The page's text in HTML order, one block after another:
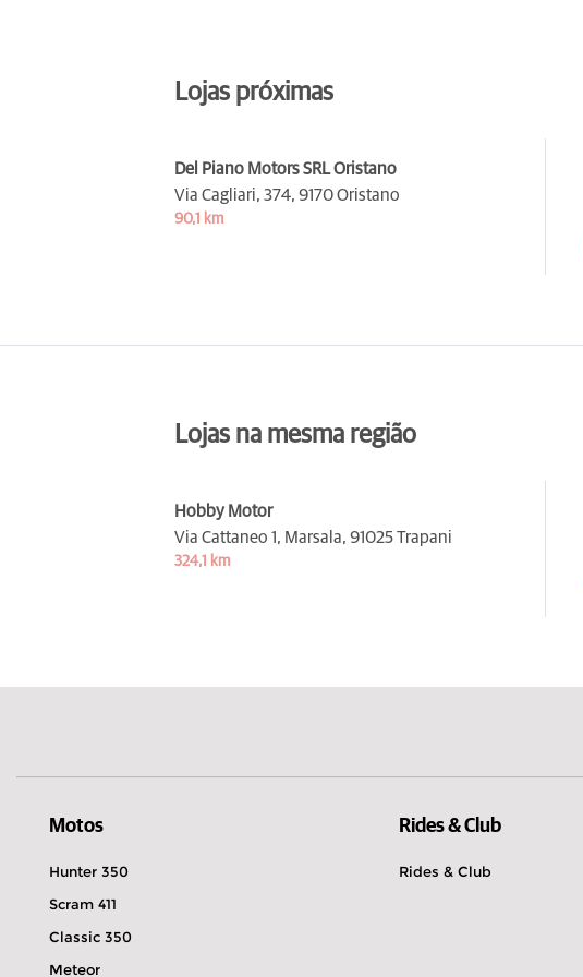
Lojas próximas
Del Piano Motors SRL Oristano
Via Cagliari, 374, 9170 Oristano
90,1 km
Lojas na mesma região
Hobby Motor
Via Cattaneo 1, Marsala, 91025 Trapani
324,1 km
Motos
Hunter 350
Scram 411
Classic 350
Meteor
Rides & Club
Rides & Club